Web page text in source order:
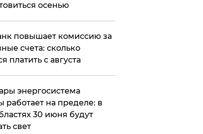
осенью
повышает комиссию за
счета: сколько
платить с августа
энергосистема
работает на пределе: в
30 июня будут
свет